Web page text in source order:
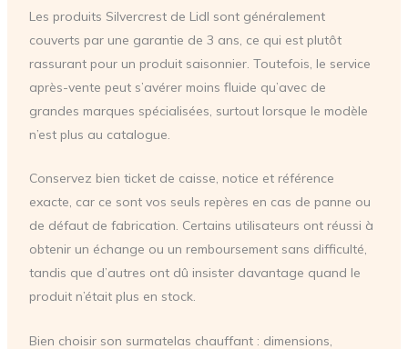
Les produits Silvercrest de Lidl sont généralement
couverts par une garantie de 3 ans, ce qui est plutôt
rassurant pour un produit saisonnier. Toutefois, le service
après-vente peut s’avérer moins fluide qu’avec de
grandes marques spécialisées, surtout lorsque le modèle
n’est plus au catalogue.
Conservez bien ticket de caisse, notice et référence
exacte, car ce sont vos seuls repères en cas de panne ou
de défaut de fabrication. Certains utilisateurs ont réussi à
obtenir un échange ou un remboursement sans difficulté,
tandis que d’autres ont dû insister davantage quand le
produit n’était plus en stock.
Bien choisir son surmatelas chauffant : dimensions,